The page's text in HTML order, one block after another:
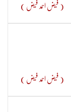
( فیض احمد فیض )
( فیض احمد فیض )